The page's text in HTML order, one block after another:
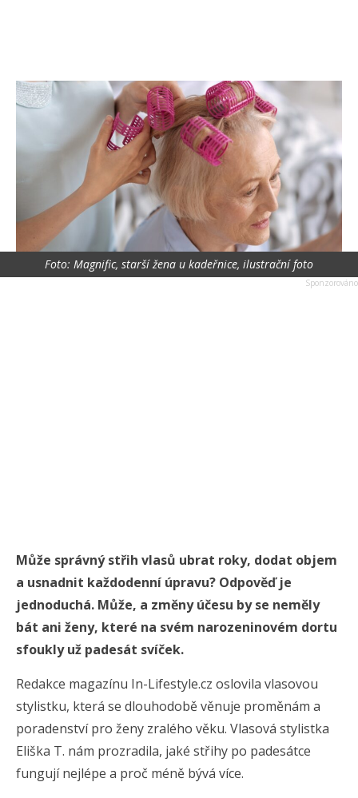
Foto: Magnific, starší žena u kadeřnice, ilustrační foto
Může správný střih vlasů ubrat roky, dodat objem
a usnadnit každodenní úpravu? Odpověď je
jednoduchá. Může, a změny účesu by se neměly
bát ani ženy, které na svém narozeninovém dortu
sfoukly už padesát svíček.
Redakce magazínu In-Lifestyle.cz oslovila vlasovou
stylistku, která se dlouhodobě věnuje proměnám a
poradenství pro ženy zralého věku. Vlasová stylistka
Eliška T. nám prozradila, jaké střihy po padesátce
fungují nejlépe a proč méně bývá více.